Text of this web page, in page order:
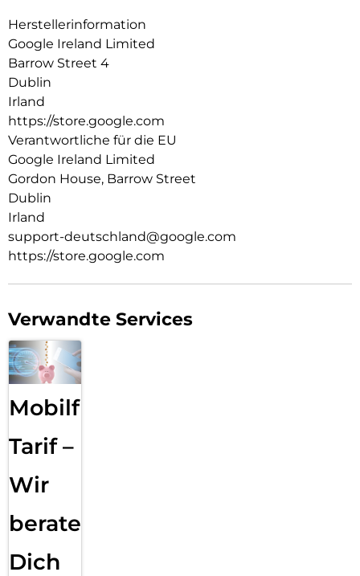
Zeit verwaltet die Pixel-Software die Akkuleistung, um die
erhalten. Unter g.co/pixel/battery tests und
g.co/pixel/batteryhealth findest du weitere Informationen.
Herstellerinformation
Google Ireland Limited
Barrow Street 4
Dublin
Irland
https://store.google.com
Verantwortliche für die EU
Google Ireland Limited
Gordon House, Barrow Street
Dublin
Irland
support-deutschland@google.com
https://store.google.com
Verwandte Services
Mobilfunk
Tarif –
Wir
beraten
Dich